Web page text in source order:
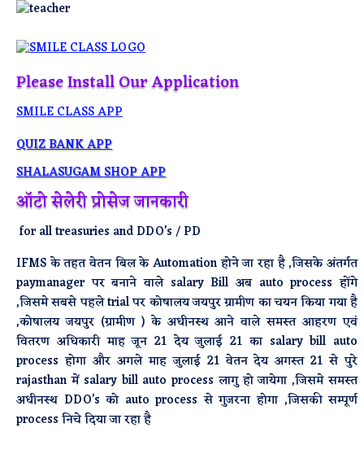
Please Install Our Application
SMILE CLASS APP
QUIZ BANK APP
SHALASUGAM SHOP APP
ऑटो सेलेरी प्रोसेज जानकारी
for all treasuries and DDO’s / PD
IFMS के तहत वेतन बिल के Automation होने जा रहा है ,जिसके अंतर्गत
paymanager पर बनाने वाले salary Bill अब auto process होंगे
,जिसमे सबसे पहले trial पर कोषालय जयपुर ग्रामीण का चयन किया गया है
,कोषालय जयपुर (ग्रामीण ) के अधीनस्थ आने वाले समस्त आहरण एवं
वितरण अधिकारी माह जून 21 देय जुलाई 21 का salary bill auto
process होगा और अगले माह जुलाई 21 वेतन देय अगस्त 21 से पुरे
rajasthan में salary bill auto process लागु हो जायेगा ,जिसमे समस्त
अधीनस्थ DDO’s को auto process से गुजरना होगा ,जिसकी सम्पूर्ण
process निचे दिया जा रहा है